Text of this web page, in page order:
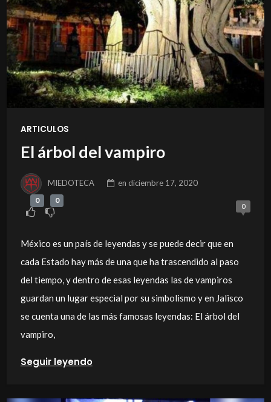
ARTICULOS
El árbol del vampiro
MIEDOTECA en diciembre 17, 2020
0 0
0
México es un país de leyendas y se puede decir que en
cada Estado hay más de una que ha trascendido al paso
del tiempo, y dentro de esas leyendas las de vampiros
guardan un lugar especial por su simbolismo y en Jalisco
se cuenta una de las más famosas leyendas: El árbol del
vampiro,
Seguir leyendo